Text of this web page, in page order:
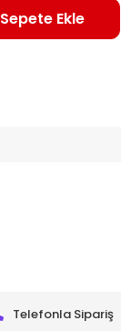
Sepete Ekle
Telefonla Sipariş